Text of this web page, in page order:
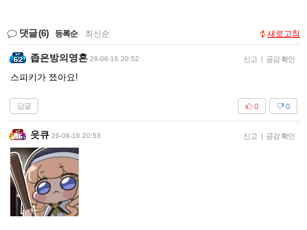
댓글(6) 등록순 최신순 새로고침
좁은방의영혼 26-06-16 20:52 신고 | 공감 확인
스피키가 쬬아요!
답글 0
0
읏큐 26-06-16 20:53 신고 | 공감 확인